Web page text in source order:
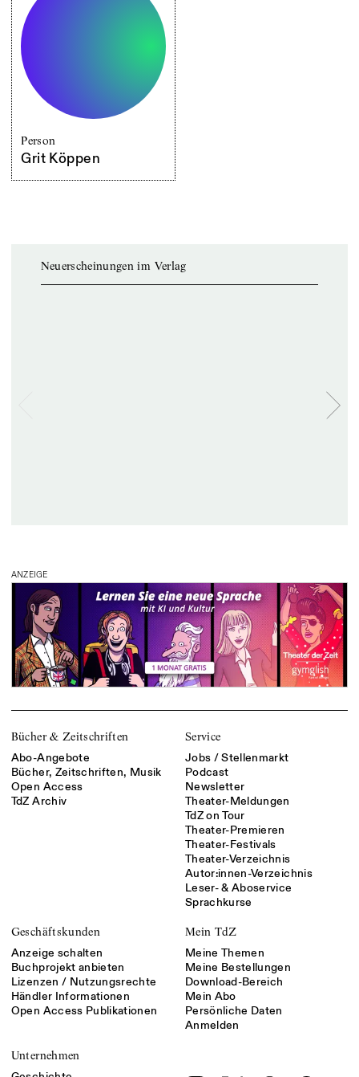
Person
Grit Köppen
Neuerscheinungen im Verlag
ANZEIGE
Bücher & Zeitschriften
Abo-Angebote
Bücher, Zeitschriften, Musik
Open Access
TdZ Archiv
Service
Jobs / Stellenmarkt
Podcast
Newsletter
Theater-Meldungen
TdZ on Tour
Theater-Premieren
Theater-Festivals
Theater-Verzeichnis
Autor:innen-Verzeichnis
Leser- & Aboservice
Sprachkurse
Geschäftskunden
Anzeige schalten
Buchprojekt anbieten
Lizenzen / Nutzungsrechte
Händler Informationen
Open Access Publikationen
Mein TdZ
Meine Themen
Meine Bestellungen
Download-Bereich
Mein Abo
Persönliche Daten
Anmelden
Unternehmen